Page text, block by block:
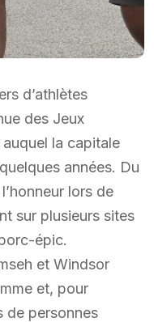
d’athlètes
des Jeux
la capitale
années. Du
lors de
sur plusieurs sites
épic.
et Windsor
et, pour
de personnes